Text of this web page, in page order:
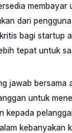
membayar
dari
bagi startup
tepat untuk
jawab bersama
untuk
kepada
kebanyakan